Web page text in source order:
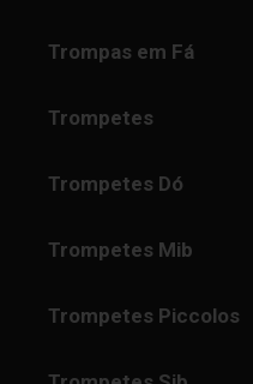
Trompas em Fá
Trompetes
Trompetes Dó
Trompetes Mib
Trompetes Piccolos